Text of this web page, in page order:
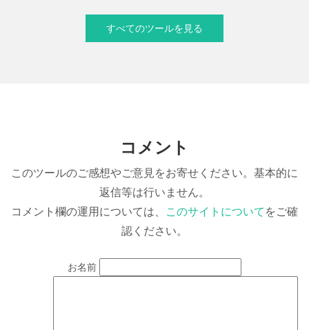
すべてのツールを見る
コメント
このツールのご感想やご意見をお寄せください。基本的に
返信等は行いません。
コメント欄の運用については、
このサイトについて をご確
認ください。
お名前